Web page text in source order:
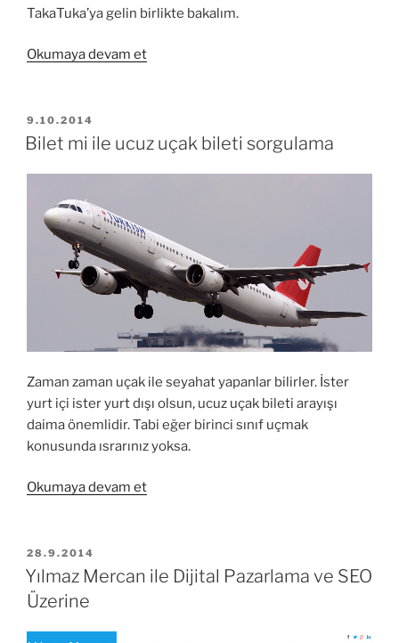
TakaTuka’ya gelin birlikte bakalım.
Okumaya devam et“Tarzınızı
Modeli
YAYIM
TARIHI
9.10.2014
Bilet mi ile ucuz uçak bileti sorgulama
Zaman zaman uçak ile seyahat yapanlar bilirler. İster
yurt içi ister yurt dışı olsun, ucuz uçak bileti arayışı
daima önemlidir. Tabi eğer birinci sınıf uçmak
konusunda ısrarınız yoksa.
Okumaya devam et“Bilet
uçak
YAYIM
TARIHI
28.9.2014
Yılmaz Mercan ile Dijital Pazarlama ve SEO
Üzerine